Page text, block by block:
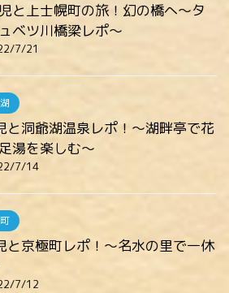
と上士幌町の旅！幻の橋へ～タ
ベツ川橋梁レポ～
7/21
と洞爺湖温泉レポ！～湖畔亭で花
湯を楽しむ～
7/14
と京極町レポ！～名水の里で一休
7/12